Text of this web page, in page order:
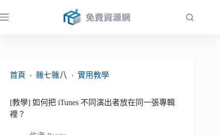
至
首頁
› 雜七雜八 › 實用教學
[教學] 如何把 iTunes 不同演出者放在同一張專輯
裡？